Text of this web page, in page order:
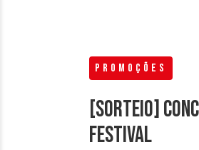
PROMOÇÕES
[SORTEIO]
Festival